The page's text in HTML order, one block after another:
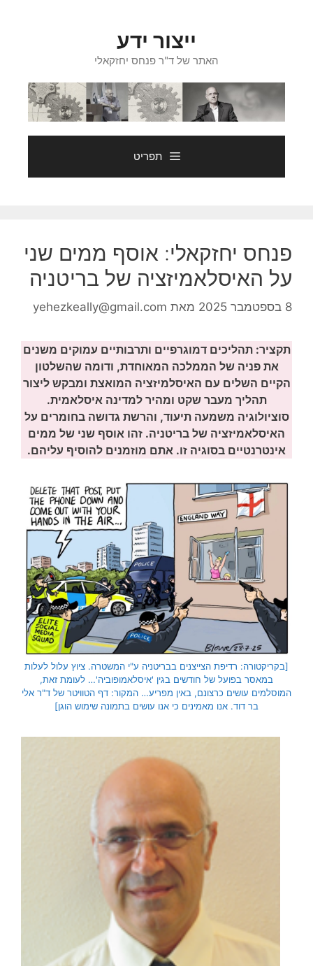
ייצור ידע
האתר של ד"ר פנחס יחזקאלי
תפריט
פנחס יחזקאלי: אוסף ממים שני
על האיסלאמיזציה של בריטניה
8 בספטמבר 2025 מאת yehezkeally@gmail.com
תקציר: תהליכים דמוגרפיים ותרבותיים עמוקים משנים
את פניה של הממלכה המאוחדת, ודומה שהשלטון
הקיים השלים עם האיסלמיזציה המואצת ומבקש ליצור
תהליך מעבר שקט ומהיר למדינה איסלאמית.
סוציולוגיה משמעה תיעוד, והרשת גדושה בחומרים על
האיסלאמיזציה של בריטניה. זהו אוסף שני של ממים
אינטרנטיים בסוגיה זו. אתם מוזמנים להוסיף עליהם.
[בקריקטורה: רדיפת הצייצנים בבריטניה ע"י המשטרה. ציוץ עלול לעלות
במאסר בפועל של חודשים בגין 'איסלאמופוביה'… לעומת זאת,
המוסלמים עושים כרצונם, באין מפריע… המקור: דף הטוויטר של ד"ר אלי
בר דוד. אנו מאמינים כי אנו עושים בתמונה שימוש הוגן]